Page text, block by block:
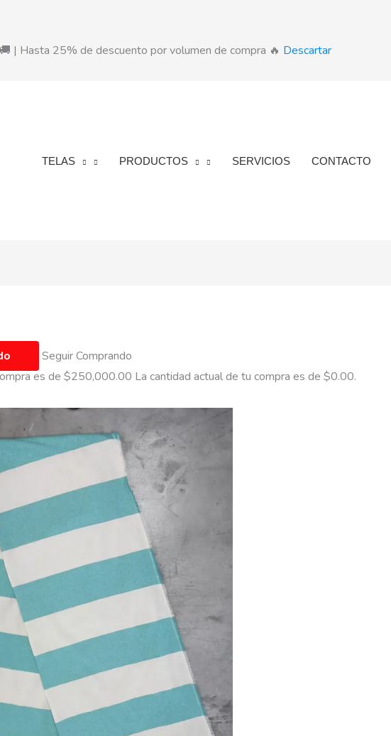
| Hasta 25% de descuento por volumen de compra 🔥 Descartar
TELAS PRODUCTOS SERVICIOS CONTACTO
Seguir Comprando
es de $250,000.00 La cantidad actual de tu compra es de $0.00.